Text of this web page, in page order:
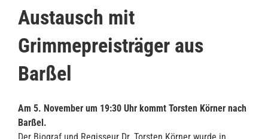
Austausch mit
Grimmepreisträger aus
Barßel
Am 5. November um 19:30 Uhr kommt Torsten Körner nach
Barßel.